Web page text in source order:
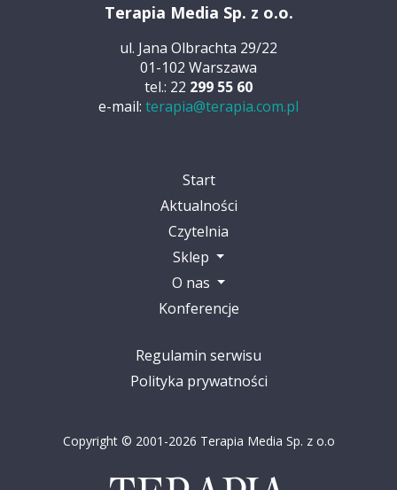
Terapia Media Sp. z o.o.
ul. Jana Olbrachta 29/22
01-102 Warszawa
tel.: 22 299 55 60
e-mail: terapia@terapia.com.pl
Start
Aktualności
Czytelnia
Sklep
O nas
Konferencje
Regulamin serwisu
Polityka prywatności
Copyright © 2001-2026 Terapia Media Sp. z o.o